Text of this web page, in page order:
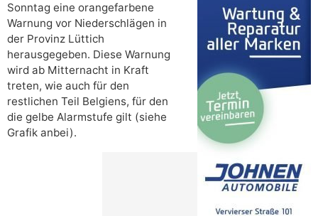
Sonntag eine orangefarbene
Warnung vor Niederschlägen in
der Provinz Lüttich
herausgegeben. Diese Warnung
wird ab Mitternacht in Kraft
treten, wie auch für den
restlichen Teil Belgiens, für den
die gelbe Alarmstufe gilt (siehe
Grafik anbei).